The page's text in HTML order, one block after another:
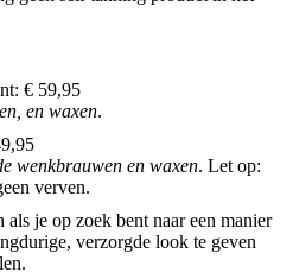
€ 59,95
en waxen.
wenkbrauwen en waxen. Let op:
verven.
je op zoek bent naar een manier
verzorgde look te geven